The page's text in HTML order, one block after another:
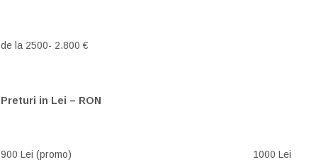
de la 2500- 2.800 €
Preturi in Lei – RON
900 Lei (promo) 1000 Lei